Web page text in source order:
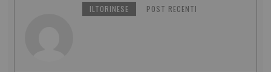
ILTORINESE POST RECENTI